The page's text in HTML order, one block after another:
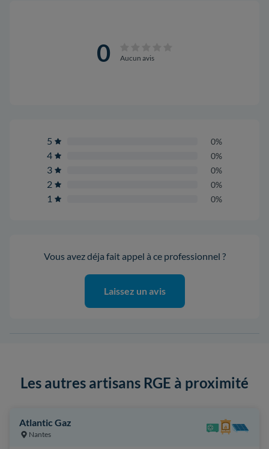
0 Aucun avis
5 0%
4 0%
3 0%
2 0%
1 0%
Vous avez déja fait appel à ce professionnel ?
Laissez un avis
Les autres artisans RGE à proximité
Atlantic Gaz
Nantes